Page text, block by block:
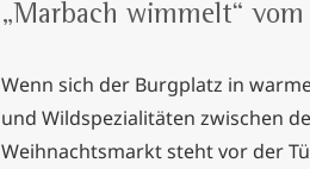
„Marbach wimmelt“
Wenn sich der Burgplatz in
und Wildspezialitäten zwischen
Weihnachtsmarkt steht vor der